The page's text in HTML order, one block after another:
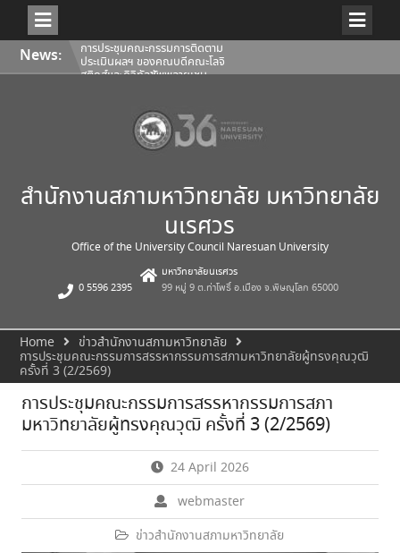
Skip
content
News: การประชุมคณะกรรมการติดตาม
ประเมินผลฯ ของคณบดีคณะโลจิ
สติกส์และดิจิทัลซัพพลายเชน
ครั้งที่ 350 (8/2569) วันเสาร์ที่ 1
สิงหาคม 2569
การประชุมคณะกรรมการติดตาม
ประเมินผลฯ ของคณบดีคณะ
สำนักงานสภามหาวิทยาลัย มหาวิทยาลัย
นเรศวร
Office of the University Council Naresuan University
0 5596 2395
มหาวิทยาลัยนเรศวร
99 หมู่ 9 ต.ท่าโพธิ์ อ.เมือง จ.พิษณุโลก 65000
Home
ข่าวสำนักงานสภามหาวิทยาลัย
การประชุมคณะกรรมการสรรหากรรมการสภามหาวิทยาลัยผู้ทรงคุณวุฒิ
ครั้งที่ 3 (2/2569)
การประชุมคณะกรรมการสรรหากรรมการสภา
มหาวิทยาลัยผู้ทรงคุณวุฒิ ครั้งที่ 3 (2/2569)
24 April 2026
webmaster
ข่าวสำนักงานสภามหาวิทยาลัย